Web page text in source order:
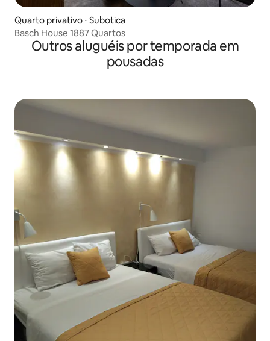
Quarto privativo ⋅ Subotica
Basch House 1887 Quartos
Outros aluguéis por temporada em
pousadas